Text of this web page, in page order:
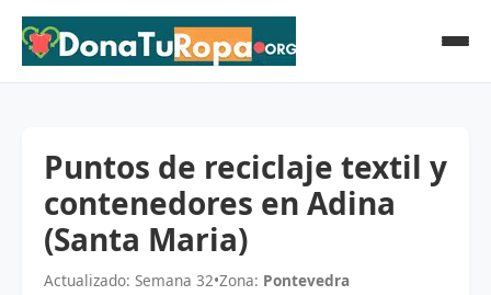
Puntos de reciclaje textil y
contenedores en Adina
(Santa Maria)
Actualizado: Semana 32•Zona: Pontevedra